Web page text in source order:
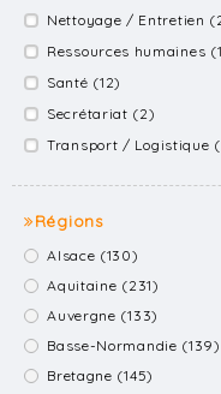
Nettoyage / Entretien
Ressources humaines
Santé (12)
Secrétariat (2)
Transport / Logistique
Régions
Alsace (130)
Aquitaine (231)
Auvergne (133)
Basse-Normandie (139)
Bretagne (145)